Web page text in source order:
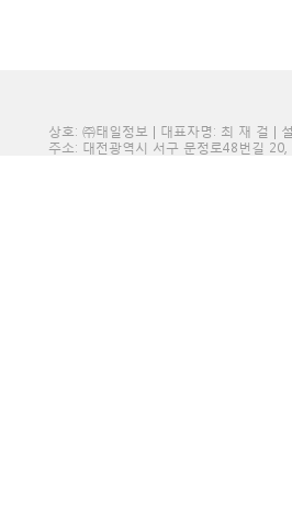
불만처리 등 민
상호: ㈜태일정보 | 대표자명: 최 재 걸 |
주소: 대전광역시 서구 문정로48번길